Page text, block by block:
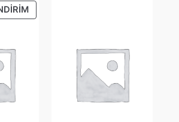
İNDIRIMDEKI
ÜRÜN